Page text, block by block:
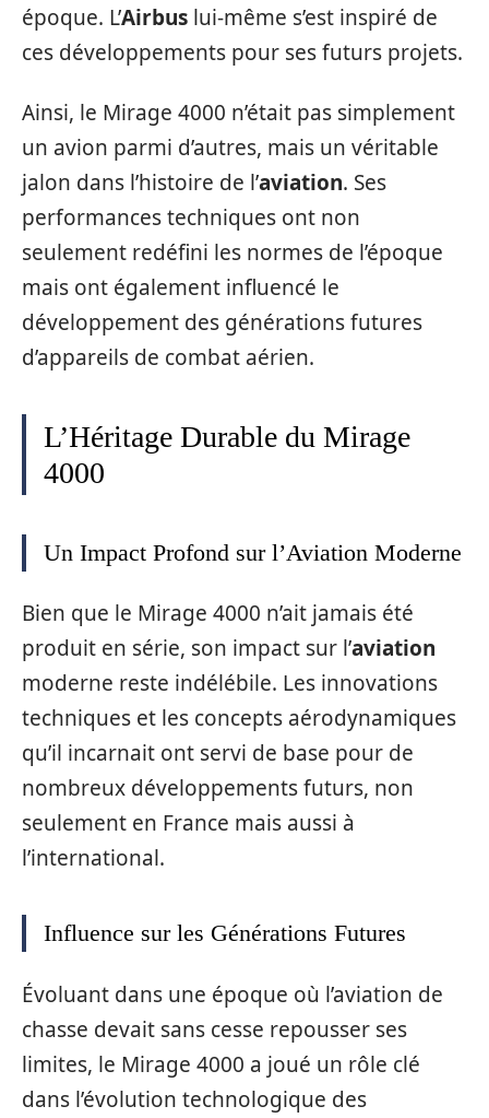
époque. L’Airbus lui-même s’est inspiré de
ces développements pour ses futurs projets.
Ainsi, le Mirage 4000 n’était pas simplement
un avion parmi d’autres, mais un véritable
jalon dans l’histoire de l’aviation. Ses
performances techniques ont non
seulement redéfini les normes de l’époque
mais ont également influencé le
développement des générations futures
d’appareils de combat aérien.
L’Héritage Durable du Mirage
4000
Un Impact Profond sur l’Aviation Moderne
Bien que le Mirage 4000 n’ait jamais été
produit en série, son impact sur l’aviation
moderne reste indélébile. Les innovations
techniques et les concepts aérodynamiques
qu’il incarnait ont servi de base pour de
nombreux développements futurs, non
seulement en France mais aussi à
l’international.
Influence sur les Générations Futures
Évoluant dans une époque où l’aviation de
chasse devait sans cesse repousser ses
limites, le Mirage 4000 a joué un rôle clé
dans l’évolution technologique des